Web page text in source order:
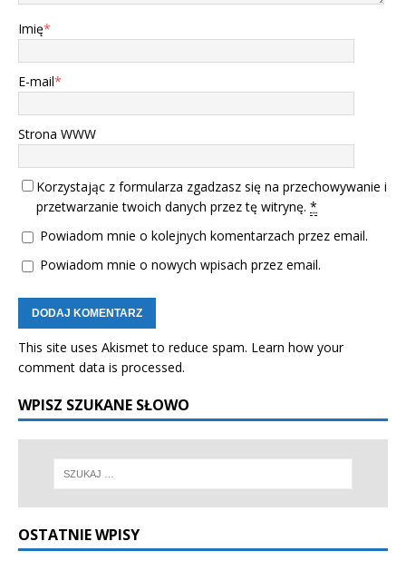
Imię*
E-mail*
Strona WWW
Korzystając z formularza zgadzasz się na przechowywanie i
przetwarzanie twoich danych przez tę witrynę. *
Powiadom mnie o kolejnych komentarzach przez email.
Powiadom mnie o nowych wpisach przez email.
This site uses Akismet to reduce spam. Learn how your
comment data is processed.
WPISZ SZUKANE SŁOWO
OSTATNIE WPISY